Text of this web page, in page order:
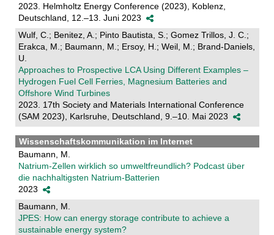
2023. Helmholtz Energy Conference (2023), Koblenz,
Deutschland, 12.–13. Juni 2023
Wulf, C.; Benitez, A.; Pinto Bautista, S.; Gomez Trillos, J. C.;
Erakca, M.; Baumann, M.; Ersoy, H.; Weil, M.; Brand-Daniels,
U.
Approaches to Prospective LCA Using Different Examples –
Hydrogen Fuel Cell Ferries, Magnesium Batteries and
Offshore Wind Turbines
2023. 17th Society and Materials International Conference
(SAM 2023), Karlsruhe, Deutschland, 9.–10. Mai 2023
Wissenschaftskommunikation im Internet
Baumann, M.
Natrium-Zellen wirklich so umweltfreundlich? Podcast über
die nachhaltigsten Natrium-Batterien
2023
Baumann, M.
JPES: How can energy storage contribute to achieve a
sustainable energy system?